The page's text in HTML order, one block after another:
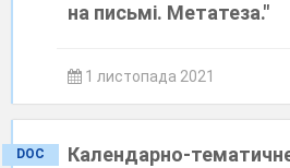
на письмі. Метатеза."
1 листопада 2021
DOC
Календарно-